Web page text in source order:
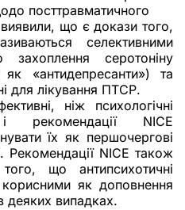
посттравматичного
що є докази того,
селективними
захоплення серотоніну
«антидепресанти») та
для лікування ПТСР.
ніж психологічні
рекомендації NICE
їх як першочергові
Рекомендації NICE також
що антипсихотичні
як доповнення
деяких випадках.